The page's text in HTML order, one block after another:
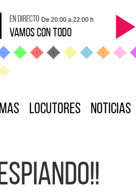
en directo De 20:00 a 22:00 h
VAMOS CON TODO
Locutores Noticias